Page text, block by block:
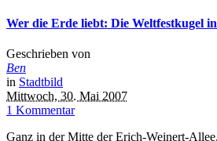
Wer die Erde liebt: Die Weltfestkugel
Geschrieben von
Ben
in Stadtbild
Mittwoch, 30. Mai 2007
1 Kommentar
Ganz in der Mitte der Erich-Weinert-